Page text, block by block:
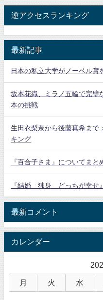
逆アクセスランキング
最新記事
日本の私立大学がノーベル賞
坂本花織、ミラノ五輪で完璧
本の挑戦
生田衣梨奈から後藤真希まで
キング
『百合子さま』についてまと
『結婚 独身 どっちが幸せ
最新コメント
カレンダー
月 火 水